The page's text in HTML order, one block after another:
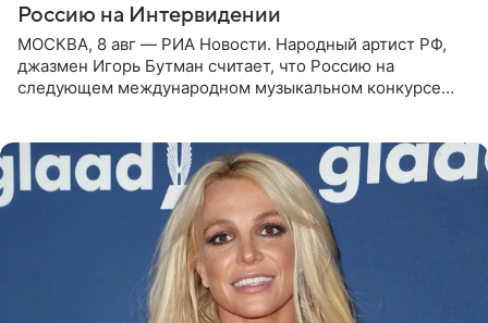
Россию на Интервидении
МОСКВА, 8 авг — РИА Новости. Народный артист РФ,
джазмен Игорь Бутман считает, что Россию на
следующем международном музыкальном конкурсе